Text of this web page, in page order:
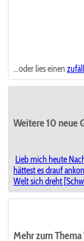
...oder lies einen
Weitere 10 neue
Lieb mich heute
hättest es drauf
Welt sich dreht
Mehr zum